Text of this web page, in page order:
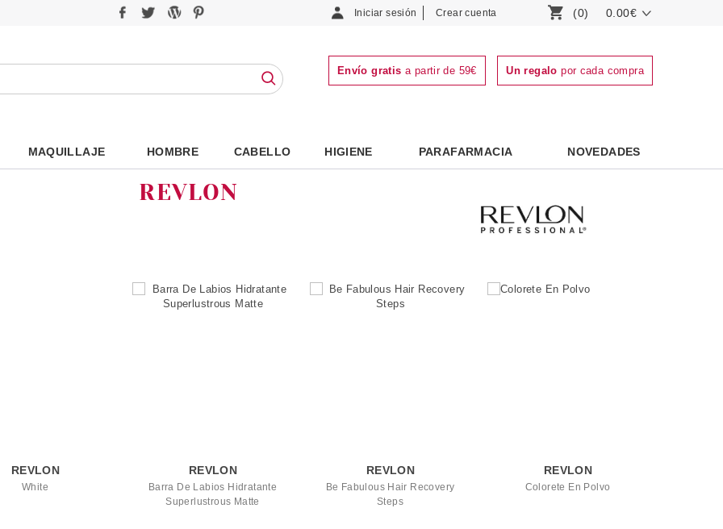
Iniciar sesión Crear cuenta (0) 0.00€
Envío gratis a partir de 59€ Un regalo por cada compra
MAQUILLAJE HOMBRE CABELLO HIGIENE PARAFARMACIA NOVEDADES
REVLON
REVLON
White
REVLON
Barra De Labios Hidratante
Superlustrous Matte
REVLON
Be Fabulous Hair Recovery
Steps
REVLON
Colorete En Polvo